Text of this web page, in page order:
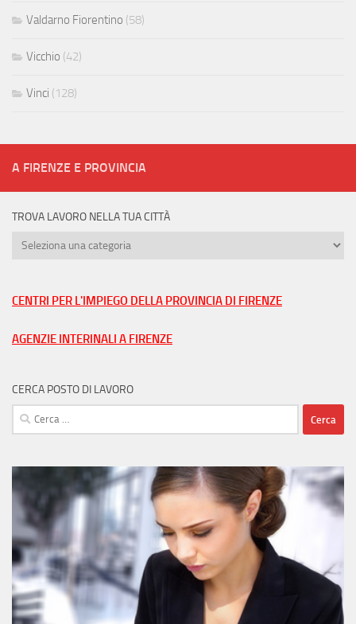
Valdarno Fiorentino (58)
Vicchio (42)
Vinci (128)
A FIRENZE E PROVINCIA
TROVA LAVORO NELLA TUA CITTÀ
Trova
tua
CENTRI PER L'IMPIEGO DELLA PROVINCIA DI FIRENZE
AGENZIE INTERINALI A FIRENZE
CERCA POSTO DI LAVORO
Ricerca
per: